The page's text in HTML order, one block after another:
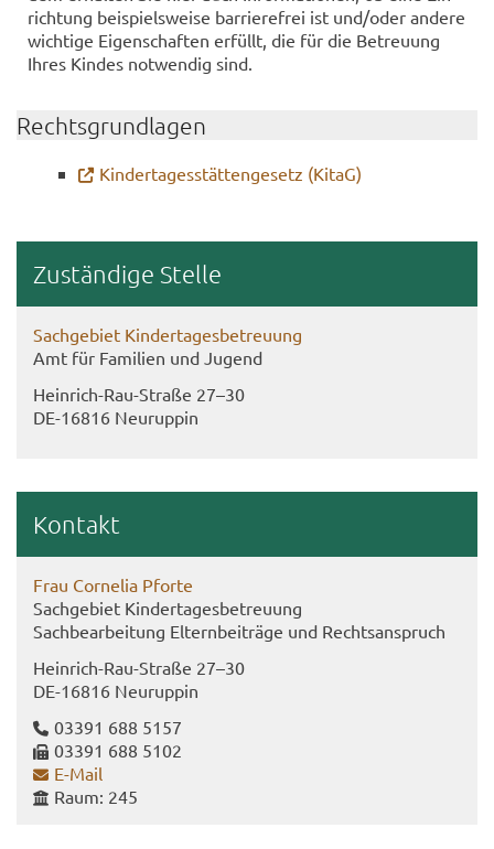
rich­tung bei­spiels­wei­se bar­rie­re­frei ist und/oder an­de­re
wich­ti­ge Ei­gen­schaf­ten er­füllt, die für die Be­treu­ung
Ihres Kin­des not­wen­dig sind.
Rechts­grund­la­gen
Kin­der­ta­ges­stät­ten­ge­setz (KitaG)
Zu­stän­di­ge Stel­le
Sach­ge­biet Kin­der­ta­ges­be­treu­ung
Amt für Fa­mi­li­en und Ju­gend
Heinrich-​Rau-Straße 27–30
DE-​16816 Neu­rup­pin
Kon­takt
Frau Cor­ne­lia Pfor­te
Sach­ge­biet Kin­der­ta­ges­be­treu­ung
Sach­be­ar­bei­tung El­tern­bei­trä­ge und Rechts­an­spruch
Heinrich-​Rau-Straße 27–30
DE-​16816 Neu­rup­pin
03391 688 5157
03391 688 5102
E-​Mail
Raum: 245